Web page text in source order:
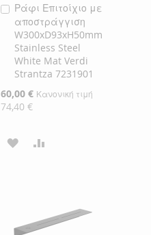
Ράφι Επιτοίχιο με
αποστράγγιση
W300xD93xH50mm
Stainless Steel
White Mat Verdi
Strantza 7231901
Ειδική
Τιμή
60,00 € Κανονική τιμή
74,40 €
Προσθήκη
στο
Καλάθι
ΠΡΟΣΘΉΚΗ
ΕΠΙΘΥΜΙΏΝ